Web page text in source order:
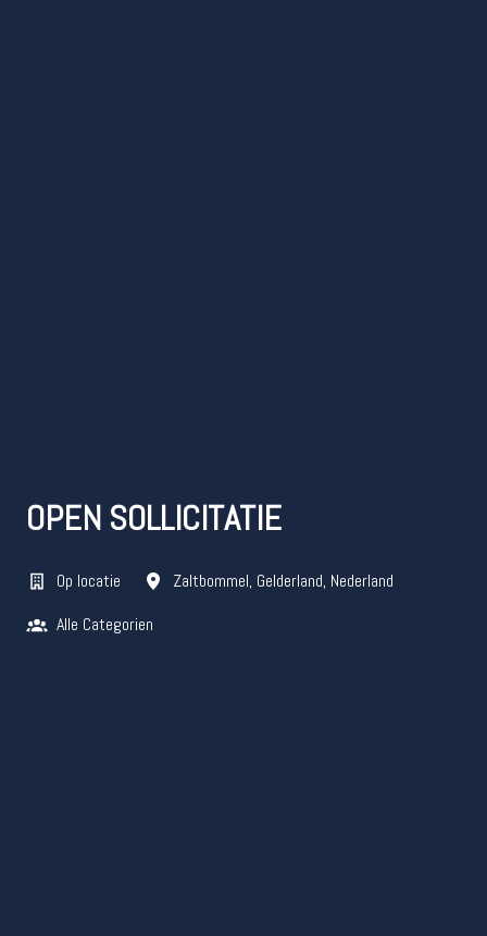
OPEN SOLLICITATIE
Op locatie Zaltbommel, Gelderland, Nederland
Alle Categorien